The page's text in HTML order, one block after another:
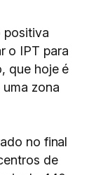
positiva
o IPT para
que hoje é
zona
no final
de